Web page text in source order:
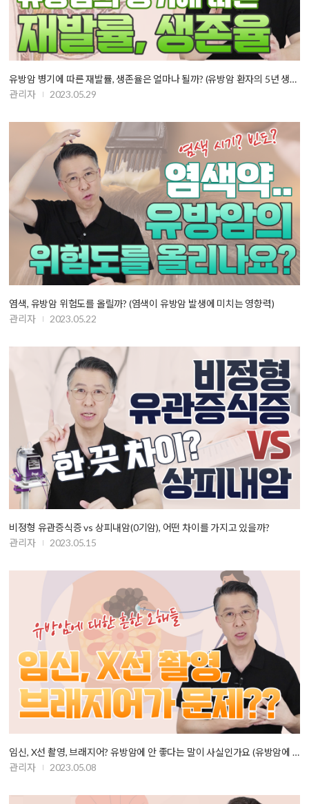
유방암 병기에 따른 재발률, 생존율은 얼마나 될까? (유방암 환자의 5년 생존…
관리자
2023.05.29
염색, 유방암 위험도를 올릴까? (염색이 유방암 발생에 미치는 영향력)
관리자
2023.05.22
비정형 유관증식증 vs 상피내암(0기암), 어떤 차이를 가지고 있을까?
관리자
2023.05.15
임신, X선 촬영, 브래지어? 유방암에 안 좋다는 말이 사실인가요 (유방암에 …
관리자
2023.05.08